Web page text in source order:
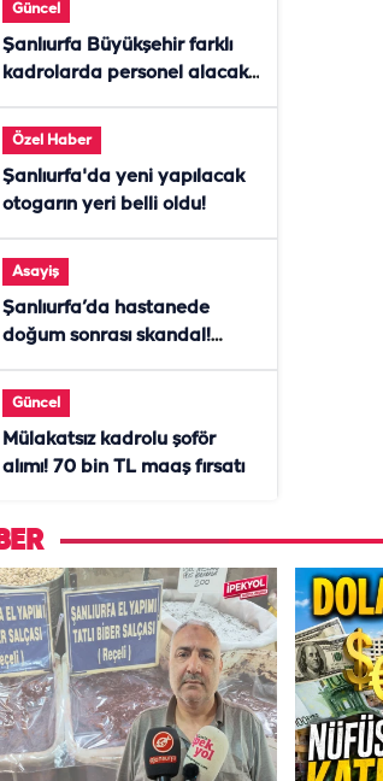
Güncel
Şanlıurfa Büyükşehir farklı
kadrolarda personel alacak!
Özel Haber
Şanlıurfa'da yeni yapılacak
otogarın yeri belli oldu!
Asayiş
Şanlıurfa’da hastanede
doğum sonrası skandal!
Güncel
Mülakatsız kadrolu şoför
alımı! 70 bin TL maaş fırsatı